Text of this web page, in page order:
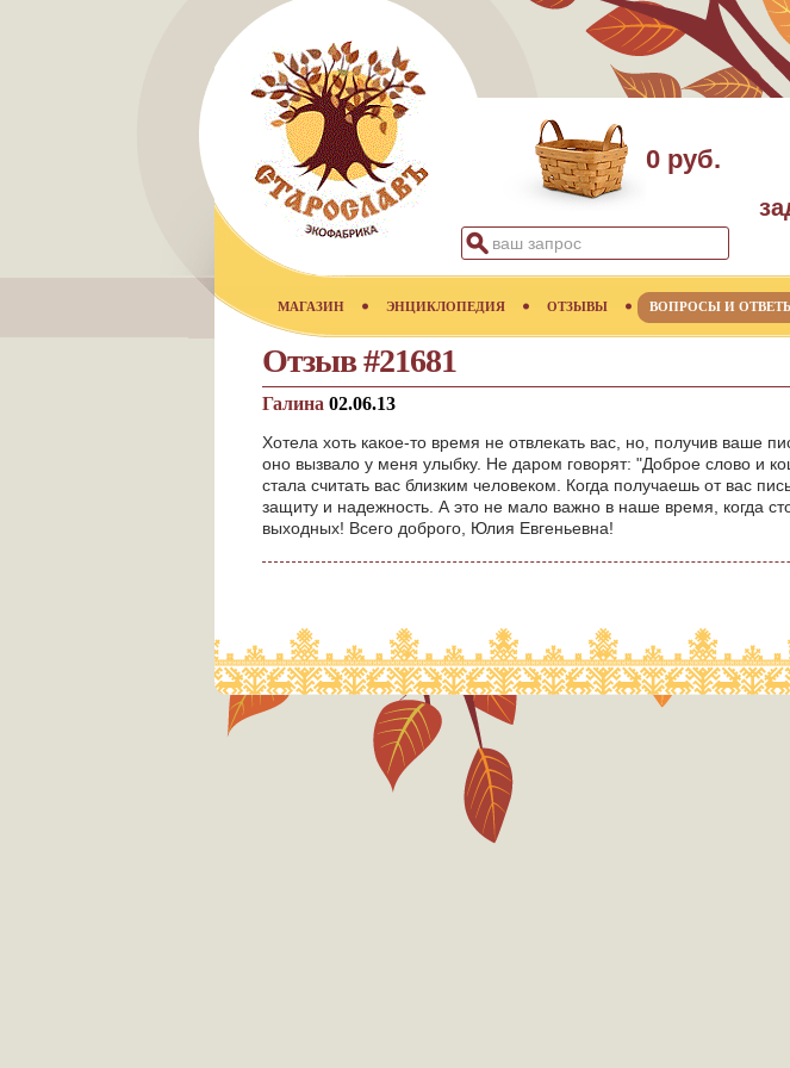
0 руб.
МАГАЗИН ЭНЦИКЛОПЕДИЯ ОТЗЫВЫ ВОПРОСЫ И
Отзыв #21681
Галина 02.06.13
Хотела хоть какое-то время не отвлекать вас, но, получив ваше
оно вызвало у меня улыбку. Не даром говорят: "Доброе слово и
стала считать вас близким человеком. Когда получаешь от вас
защиту и надежность. А это не мало важно в наше время, когда
выходных! Всего доброго, Юлия Евгеньевна!